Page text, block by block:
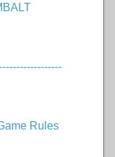
Rules